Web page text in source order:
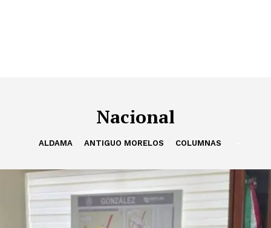
Nacional
ALDAMA ANTIGUO MORELOS COLUMNAS